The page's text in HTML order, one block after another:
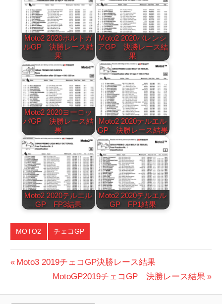
Moto2 2020ポルトガ
ルGP 決勝レース結
果
Moto2 2020バレンシ
アGP 決勝レース結
果
Moto2 2020ヨーロッ
パGP 決勝レース結
果
Moto2 2020テルエル
GP 決勝レース結果
Moto2 2020テルエル
GP FP3結果
Moto2 2020テルエル
GP FP1結果
MOTO2 チェコGP
投
前
Moto3 2019チェコGP決勝レース結果
次
MotoGP2019チェコGP 決勝レース結果